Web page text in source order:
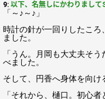
9: 以下、名無しにかわりまし
「～♪～♪」
時計の針が一回りしたころ
ました。
「うん。月岡も大丈夫そ
べました。
そして、円香へ身体を向け
「それから、樋口。初心